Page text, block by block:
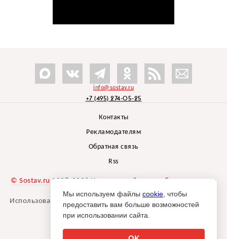
info@sostav.ru
+7 (495) 274-05-25
Контакты
Рекламодателям
Обратная связь
Rss
© Sostav.ru 1998-2026 Независимый проектбрендингового
агентства Depot
Использование материалов Sostav.ru допустимо только при
указании источника.
Мы используем файлы cookie , чтобы
предоставить вам больше возможностей
при использовании сайта.